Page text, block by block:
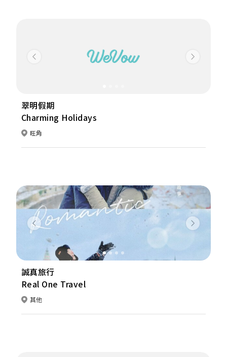
Previous Next
翠明假期
Charming Holidays
旺角
Previous Next
誠真旅行
Real One Travel
其他